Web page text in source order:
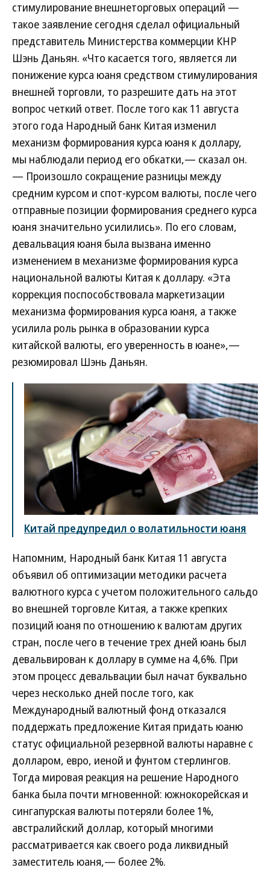
стимулирование внешнеторговых операций —
такое заявление сегодня сделал официальный
представитель Министерства коммерции КНР
Шэнь Даньян. «Что касается того, является ли
понижение курса юаня средством стимулирования
внешней торговли, то разрешите дать на этот
вопрос четкий ответ. После того как 11 августа
этого года Народный банк Китая изменил
механизм формирования курса юаня к доллару,
мы наблюдали период его обкатки,— сказал он.
— Произошло сокращение разницы между
средним курсом и спот-курсом валюты, после чего
отправные позиции формирования среднего курса
юаня значительно усилились». По его словам,
девальвация юаня была вызвана именно
изменением в механизме формирования курса
национальной валюты Китая к доллару. «Эта
коррекция поспособствовала маркетизации
механизма формирования курса юаня, а также
усилила роль рынка в образовании курса
китайской валюты, его уверенность в юане»,—
резюмировал Шэнь Даньян.
Китай предупредил о волатильности юаня
Напомним, Народный банк Китая 11 августа
объявил об оптимизации методики расчета
валютного курса с учетом положительного сальдо
во внешней торговле Китая, а также крепких
позиций юаня по отношению к валютам других
стран, после чего в течение трех дней юань был
девальвирован к доллару в сумме на 4,6%. При
этом процесс девальвации был начат буквально
через несколько дней после того, как
Международный валютный фонд отказался
поддержать предложение Китая придать юаню
статус официальной резервной валюты наравне с
долларом, евро, иеной и фунтом стерлингов.
Тогда мировая реакция на решение Народного
банка была почти мгновенной: южнокорейская и
сингапурская валюты потеряли более 1%,
австралийский доллар, который многими
рассматривается как своего рода ликвидный
заместитель юаня,— более 2%.